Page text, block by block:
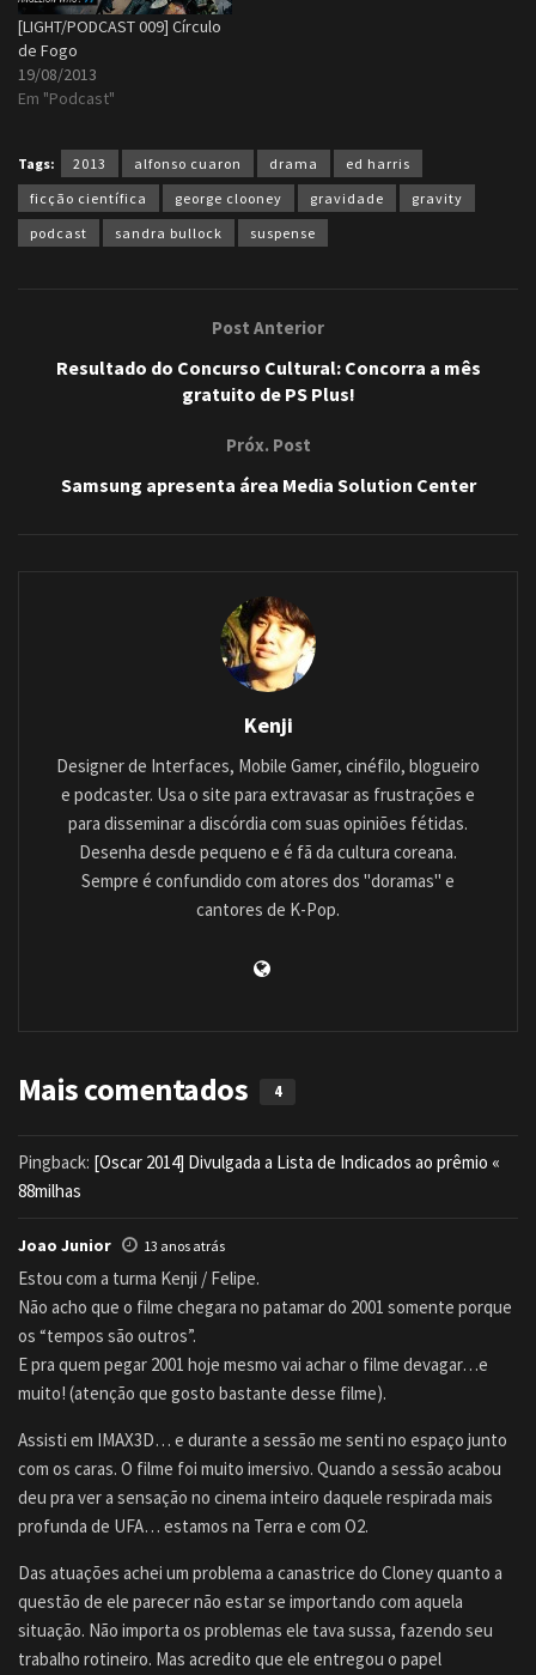
[LIGHT/PODCAST 009] Círculo
de Fogo
19/08/2013
Em "Podcast"
Tags: 2013 alfonso cuaron drama
ed harris
ficção científica
george clooney gravidade
gravity
podcast
sandra bullock suspense
Post Anterior
Resultado do Concurso Cultural: Concorra a mês
gratuito de PS Plus!
Próx. Post
Samsung apresenta área Media Solution Center
Kenji
Designer de Interfaces, Mobile Gamer, cinéfilo, blogueiro
e podcaster. Usa o site para extravasar as frustrações e
para disseminar a discórdia com suas opiniões fétidas.
Desenha desde pequeno e é fã da cultura coreana.
Sempre é confundido com atores dos "doramas" e
cantores de K-Pop.
Mais comentados 4
Pingback: [Oscar 2014] Divulgada a Lista de Indicados ao prêmio «
88milhas
Joao Junior 13 anos atrás
Estou com a turma Kenji / Felipe.
Não acho que o filme chegara no patamar do 2001 somente porque
os “tempos são outros”.
E pra quem pegar 2001 hoje mesmo vai achar o filme devagar…e
muito! (atenção que gosto bastante desse filme).
Assisti em IMAX3D… e durante a sessão me senti no espaço junto
com os caras. O filme foi muito imersivo. Quando a sessão acabou
deu pra ver a sensação no cinema inteiro daquele respirada mais
profunda de UFA… estamos na Terra e com O2.
Das atuações achei um problema a canastrice do Cloney quanto a
questão de ele parecer não estar se importando com aquela
situação. Não importa os problemas ele tava sussa, fazendo seu
trabalho rotineiro. Mas acredito que ele entregou o papel